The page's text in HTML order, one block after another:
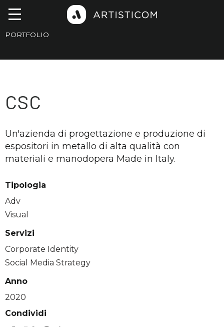
PORTFOLIO
CSC
Un'azienda di progettazione e produzione di
espositori in metallo di alta qualità con
materiali e manodopera Made in Italy.
Tipologia
Adv
Visual
Servizi
Corporate Identity
Social Media Strategy
Anno
2020
Condividi